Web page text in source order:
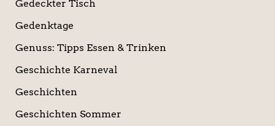
Gedeckter Tisch
Gedenktage
Genuss: Tipps Essen & Trinken
Geschichte Karneval
Geschichten
Geschichten Sommer